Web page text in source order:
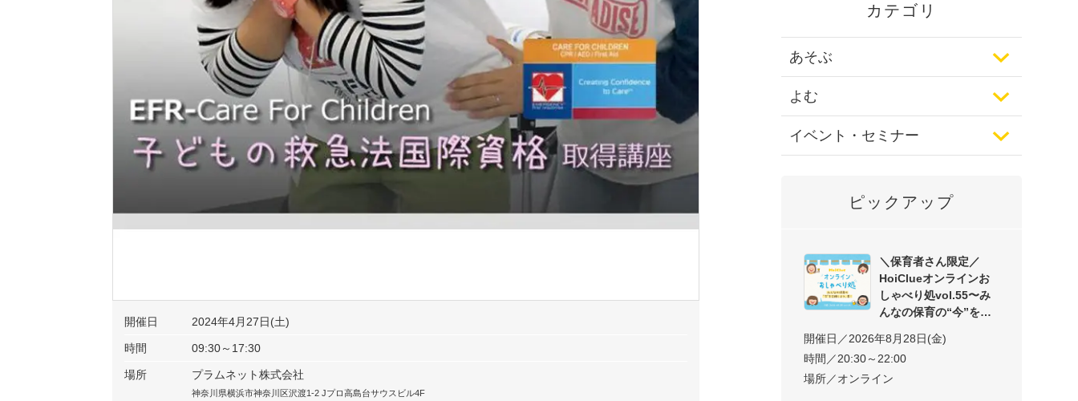
開催日 2024年4月27日(土)
時間 09:30～17:30
場所 プラムネット株式会社
神奈川県横浜市神奈川区沢渡1-2 Jプロ高島台サウスビル4F
カテゴリ
あそぶ
よむ
イベント・セミナー
ピックアップ
＼保育者さん限定／
HoiClueオンラインお
しゃべり処vol.55〜み
んなの保育の“今”を交
開催日／2026年8月28日(金)
時間／20:30～22:00
場所／オンライン